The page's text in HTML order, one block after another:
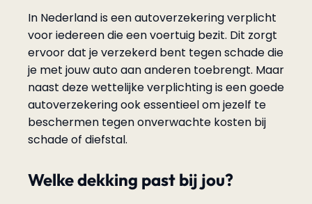
In Nederland is een autoverzekering verplicht
voor iedereen die een voertuig bezit. Dit zorgt
ervoor dat je verzekerd bent tegen schade die
je met jouw auto aan anderen toebrengt. Maar
naast deze wettelijke verplichting is een goede
autoverzekering ook essentieel om jezelf te
beschermen tegen onverwachte kosten bij
schade of diefstal.
Welke dekking past bij jou?